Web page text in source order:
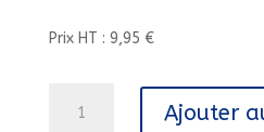
Prix HT : 9,95 €
Ajouter